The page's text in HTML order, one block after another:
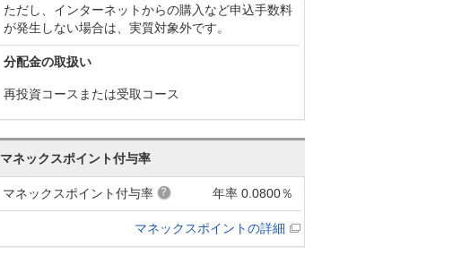
ただし、インターネットからの購入など申込手数料
が発生しない場合は、実質対象外です。
分配金の取扱い
再投資コースまたは受取コース
マネックスポイント付与率
マネックスポイント付与率 年率 0.0800％
マネックスポイントの詳細